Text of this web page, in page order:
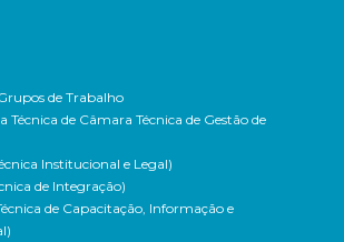
de Trabalho
Técnica de Câmara Técnica de Gestão de
Institucional e Legal)
de Integração)
de Capacitação, Informação e